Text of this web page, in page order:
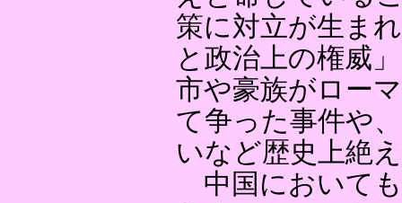
策に対立が生ま
と政治上の権威
市や豪族がロー
て争った事件や
いなど歴史上絶
中国において